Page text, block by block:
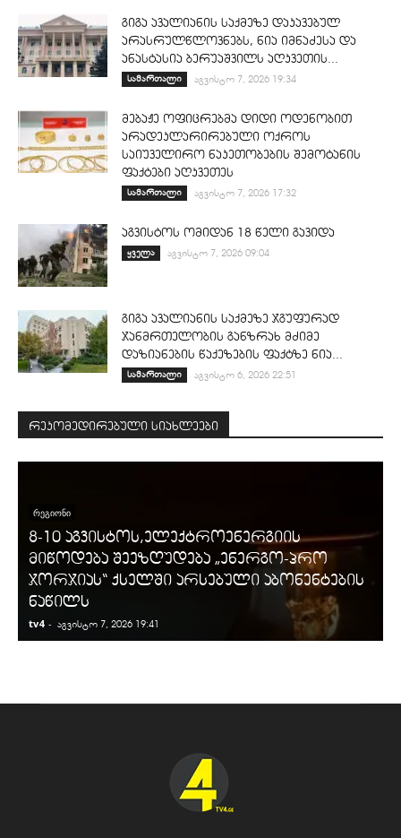
გიგა ავალიანის საქმეზე დაკავებულ
არასრულწლოვნებს, ნია იმნაძესა და
ანასტასია ბერუაშვილს აღკვეთის...
სამართალი აგვისტო 7, 2026 19:34
მებაჟე ოფიცრებმა დიდი ოდენობით
არადეკლარირებული ოქროს
საიუველირო ნაკეთობების შემოტანის
ფაქტები აღკვეთეს
სამართალი აგვისტო 7, 2026 17:32
აგვისტოს ომიდან 18 წელი გავიდა
ყველა აგვისტო 7, 2026 09:04
გიგა ავალიანის საქმეზე ჯგუფურად
ჯანმრთელობის განზრახ მძიმე
დაზიანების წაქეზების ფაქტზე ნია...
სამართალი აგვისტო 6, 2026 22:51
რეკომედირებული სიახლეები
ᲠᲔᲒᲘᲝᲜᲘ
8-10 აგვისტოს,ელექტროენერგიის
მიწოდება შეეზღუდება „ენერგო-პრო
ჯორჯიას“ ქსელში არსებული აბონენტების
ნაწილს
tv4 - აგვისტო 7, 2026 19:41